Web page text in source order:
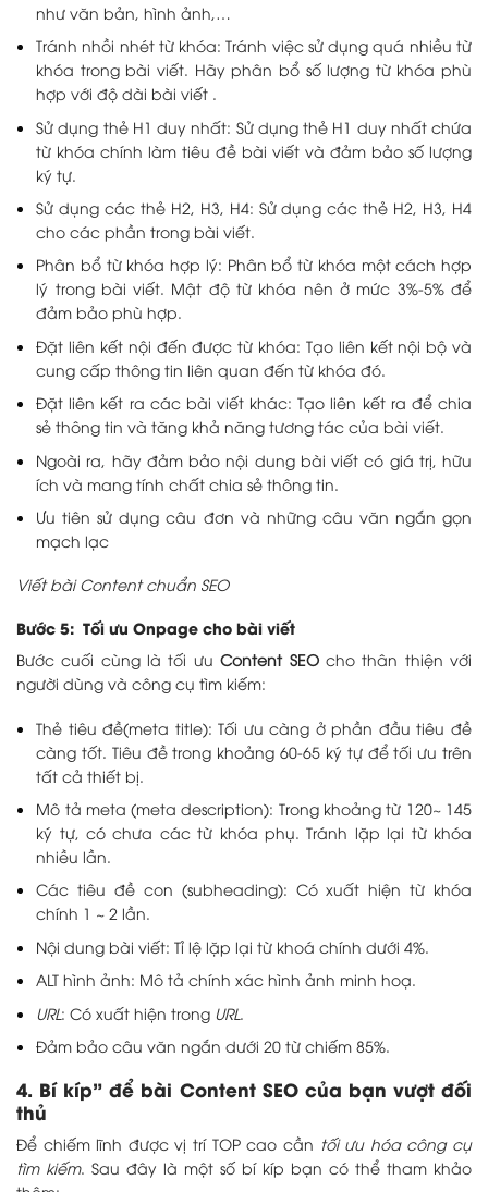
như văn bản, hình ảnh,…
Tránh nhồi nhét từ khóa: Tránh việc sử dụng quá nhiều từ
khóa trong bài viết. Hãy phân bổ số lượng từ khóa phù
hợp với độ dài bài viết .
Sử dụng thẻ H1 duy nhất: Sử dụng thẻ H1 duy nhất chứa
từ khóa chính làm tiêu đề bài viết và đảm bảo số lượng
ký tự.
Sử dụng các thẻ H2, H3, H4: Sử dụng các thẻ H2, H3, H4
cho các phần trong bài viết.
Phân bổ từ khóa hợp lý: Phân bổ từ khóa một cách hợp
lý trong bài viết. Mật độ từ khóa nên ở mức 3%-5% để
đảm bảo phù hợp.
Đặt liên kết nội đến được từ khóa: Tạo liên kết nội bộ và
cung cấp thông tin liên quan đến từ khóa đó.
Đặt liên kết ra các bài viết khác: Tạo liên kết ra để chia
sẻ thông tin và tăng khả năng tương tác của bài viết.
Ngoài ra, hãy đảm bảo nội dung bài viết có giá trị, hữu
ích và mang tính chất chia sẻ thông tin.
Ưu tiên sử dụng câu đơn và những câu văn ngắn gọn
mạch lạc
Viết bài Content chuẩn SEO
Bước 5: Tối ưu Onpage cho bài viết
Bước cuối cùng là tối ưuContent SEOcho thân thiện với
người dùng và công cụ tìm kiếm:
Thẻ tiêu đề(meta title): Tối ưu càng ở phần đầu tiêu đề
càng tốt. Tiêu đề trong khoảng 60-65 ký tự để tối ưu trên
tất cả thiết bị.
Mô tả meta (meta description): Trong khoảng từ 120~ 145
ký tự, có chưa các từ khóa phụ. Tránh lặp lại từ khóa
nhiều lần.
Các tiêu đề con (subheading): Có xuất hiện từ khóa
chính 1 ~ 2 lần.
Nội dung bài viết: Tỉ lệ lặp lại từ khoá chính dưới 4%.
ALT hình ảnh: Mô tả chính xác hình ảnh minh hoạ.
URL: Có xuất hiện trong URL
Đảm bảo câu văn ngắn dưới 20 từ chiếm 85%.
4. Bí kíp” để bài Content SEO của bạn vượt đối
thủ
Để chiếm lĩnh được vị trí TOP cao cần tối ưu hóa công cụ
tìm kiếm. Sau đây là một số bí kíp bạn có thể tham khảo